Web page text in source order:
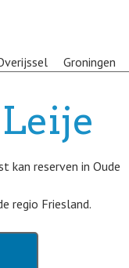
Groningen
kan reserven in Oude
regio Friesland.